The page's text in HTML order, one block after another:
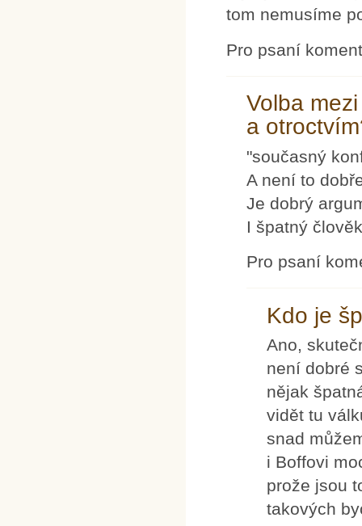
tom nemusíme
Pro psaní
Volba
a
"současný
A není to
Je dobrý
I špatný
Pro psaní
Kdo je
Ano,
není dobré
nějak
vidět tu
snad
i Boffovi
prože jsou
takových